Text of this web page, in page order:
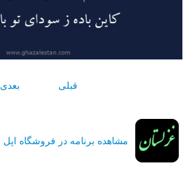
قبلی بعدی
مشاهده برنامه در فروشگاه اپل